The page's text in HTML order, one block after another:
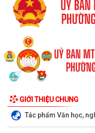
GIỚI THIỆU CHUNG
Tác phẩm Văn học,